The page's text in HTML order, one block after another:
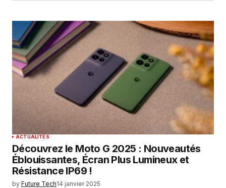
ACTUALITÉS
Découvrez le Moto G 2025 : Nouveautés
Éblouissantes, Écran Plus Lumineux et
Résistance IP69 !
by Future Tech14 janvier 2025